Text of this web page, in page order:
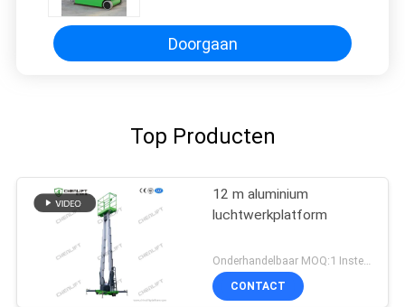
Doorgaan
Top Producten
12 m aluminium
luchtwerkplatform
Onderhandelbaar MOQ:1 Instellen
CONTACT